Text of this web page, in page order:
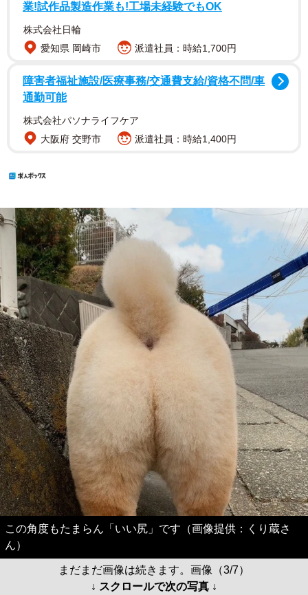
業!試作品製造作業も!工場未経験でもOK
株式会社日輪
愛知県 岡崎市
派遣社員：時給1,700円
障害者福祉施設/医療事務/交通費支給/資格不問/車
通勤可能
株式会社パソナライフケア
大阪府 交野市
派遣社員：時給1,400円
この角度もたまらん「いい尻」です（画像提供：くり蔵さ
ん）
まだまだ画像は続きます。画像（3/7）
↓ スクロールで次の写真 ↓